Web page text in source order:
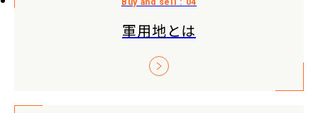
軍用地とは